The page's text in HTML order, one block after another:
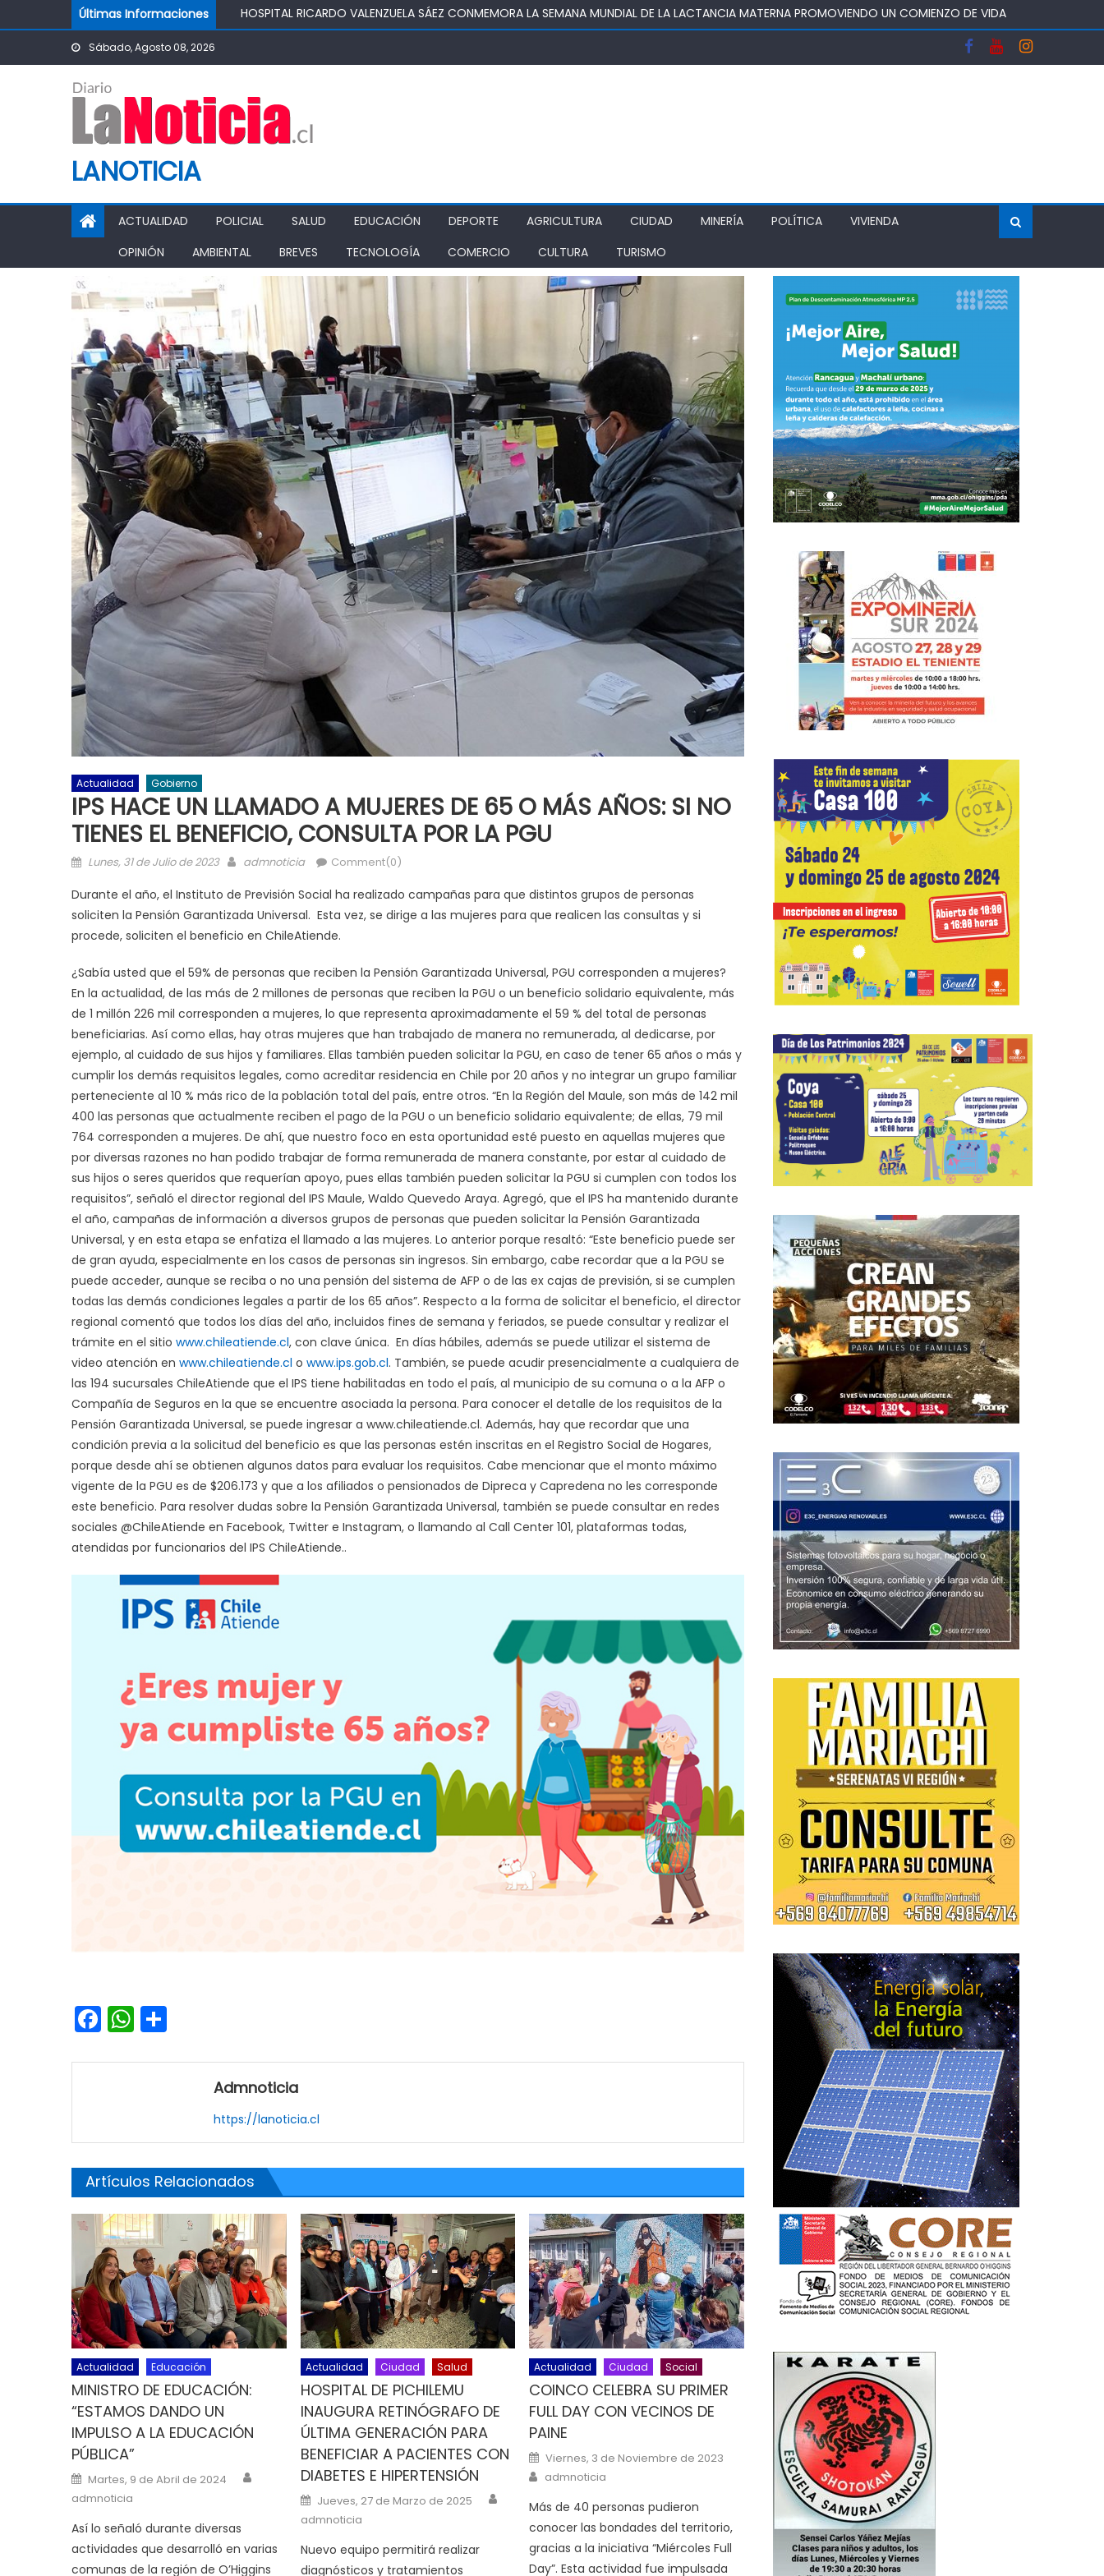
Skip to contentÚltimas Informaciones
SALUDABLE
IMPULSA AGUA DE AGROSUPER PERMITIRÁ LA CONSTRUCCIÓN DE POZO DEL SSR CALIFORNIA Y FORTALECERA EL ABASTECIMIENTO DE AGUA
MINISTRO DE AGRICULTURA REALIZA GIRA POR CINCO REGIONES PARA MONITOREAR EFECTOS DEL SISTEMA FRONTAL Y APOYAR AL SECTOR
PASO PEHUENCHE AVANZA COMO ALTERNATIVA ESTRATÉGICA A LOS LIBERTADORES
SIGUEN LOS CIERRES DE PROSTÍBULOS CLANDESTINOS EN RANCAGUA: NUEVO OPERATIVO DEJA UN RECINTO CLAUSURADO Y OTRO CON
PROHIBICIÓN DE FUNCIONAMIENTO
Sábado, Agosto 08, 2026
LANOTICIA
ACTUALIDAD POLICIAL SALUD EDUCACIÓN DEPORTE AGRICULTURA CIUDAD MINERÍA POLÍTICA
VIVIENDA
OPINIÓN
AMBIENTAL BREVES TECNOLOGÍA COMERCIO CULTURA TURISMO
Actualidad Gobierno
IPS HACE UN LLAMADO A MUJERES DE 65 O MÁS AÑOS: SI NO
TIENES EL BENEFICIO, CONSULTA POR LA PGU
Posted on
Lunes, 31 de Julio de 2023 Author
admnoticia Comment(0)
Durante el año, el Instituto de Previsión Social ha realizado campañas para que distintos grupos de personas
soliciten la Pensión Garantizada Universal. Esta vez, se dirige a las mujeres para que realicen las consultas y si
procede, soliciten el beneficio en ChileAtiende.
¿Sabía usted que el 59% de personas que reciben la Pensión Garantizada Universal, PGU corresponden a mujeres?
En la actualidad, de las más de 2 millones de personas que reciben la PGU o un beneficio solidario equivalente, más
de 1 millón 226 mil corresponden a mujeres, lo que representa aproximadamente el 59 % del total de personas
beneficiarias. Así como ellas, hay otras mujeres que han trabajado de manera no remunerada, al dedicarse, por
ejemplo, al cuidado de sus hijos y familiares. Ellas también pueden solicitar la PGU, en caso de tener 65 años o más y
cumplir los demás requisitos legales, como acreditar residencia en Chile por 20 años y no integrar un grupo familiar
perteneciente al 10 % más rico de la población total del país, entre otros. “En la Región del Maule, son más de 142 mil
400 las personas que actualmente reciben el pago de la PGU o un beneficio solidario equivalente; de ellas, 79 mil
764 corresponden a mujeres. De ahí, que nuestro foco en esta oportunidad esté puesto en aquellas mujeres que
por diversas razones no han podido trabajar de forma remunerada de manera constante, por estar al cuidado de
sus hijos o seres queridos que requerían apoyo, pues ellas también pueden solicitar la PGU si cumplen con todos los
requisitos”, señaló el director regional del IPS Maule, Waldo Quevedo Araya. Agregó, que el IPS ha mantenido durante
el año, campañas de información a diversos grupos de personas que pueden solicitar la Pensión Garantizada
Universal, y en esta etapa se enfatiza el llamado a las mujeres. Lo anterior porque resaltó: “Este beneficio puede ser
de gran ayuda, especialmente en los casos de personas sin ingresos. Sin embargo, cabe recordar que a la PGU se
puede acceder, aunque se reciba o no una pensión del sistema de AFP o de las ex cajas de previsión, si se cumplen
todas las demás condiciones legales a partir de los 65 años”. Respecto a la forma de solicitar el beneficio, el director
regional comentó que todos los días del año, incluidos fines de semana y feriados, se puede consultar y realizar el
trámite en el sitio www.chileatiende.cl, con clave única. En días hábiles, además se puede utilizar el sistema de
video atención en www.chileatiende.cl o www.ips.gob.cl. También, se puede acudir presencialmente a cualquiera de
las 194 sucursales ChileAtiende que el IPS tiene habilitadas en todo el país, al municipio de su comuna o a la AFP o
Compañía de Seguros en la que se encuentre asociada la persona. Para conocer el detalle de los requisitos de la
Pensión Garantizada Universal, se puede ingresar a www.chileatiende.cl. Además, hay que recordar que una
condición previa a la solicitud del beneficio es que las personas estén inscritas en el Registro Social de Hogares,
porque desde ahí se obtienen algunos datos para evaluar los requisitos. Cabe mencionar que el monto máximo
vigente de la PGU es de $206.173 y que a los afiliados o pensionados de Dipreca y Capredena no les corresponde
este beneficio. Para resolver dudas sobre la Pensión Garantizada Universal, también se puede consultar en redes
sociales @ChileAtiende en Facebook, Twitter e Instagram, o llamando al Call Center 101, plataformas todas,
atendidas por funcionarios del IPS ChileAtiende..
Facebook
WhatsApp
Admnoticia
https://lanoticia.cl
Artículos Relacionados
Actualidad Educación
MINISTRO DE EDUCACIÓN:
“ESTAMOS DANDO UN
IMPULSO A LA EDUCACIÓN
PÚBLICA”
Posted on
Martes, 9 de Abril de 2024
admnoticia
Así lo señaló durante diversas
actividades que desarrolló en varias
comunas de la región de O’Higgins
Actualidad Ciudad Salud
HOSPITAL DE PICHILEMU
INAUGURA RETINÓGRAFO DE
ÚLTIMA GENERACIÓN PARA
BENEFICIAR A PACIENTES CON
DIABETES E HIPERTENSIÓN
Posted on
Jueves, 27 de Marzo de 2025
admnoticia
Nuevo equipo permitirá realizar
diagnósticos y tratamientos
Actualidad Ciudad Social
COINCO CELEBRA SU PRIMER
FULL DAY CON VECINOS DE
PAINE
Posted on
Viernes, 3 de Noviembre de 2023
Author
admnoticia
Más de 40 personas pudieron
conocer las bondades del territorio,
gracias a la iniciativa “Miércoles Full
Day”. Esta actividad fue impulsada